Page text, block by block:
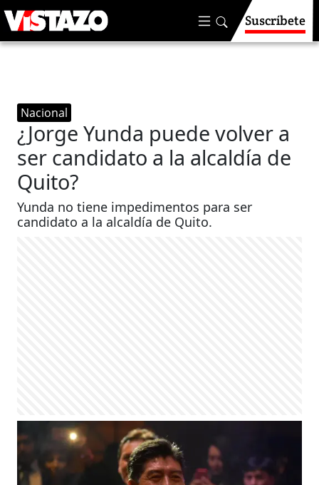
Suscríbete
Nacional
¿Jorge Yunda puede volver a
ser candidato a la alcaldía de
Quito?
Yunda no tiene impedimentos para ser
candidato a la alcaldía de Quito.